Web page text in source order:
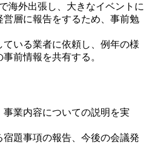
海外出張し、大きなイベントに
層に報告をするため、事前勉
いる業者に依頼し、例年の様
前情報を共有する。
業内容についての説明を実
宿題事項の報告、今後の会議発